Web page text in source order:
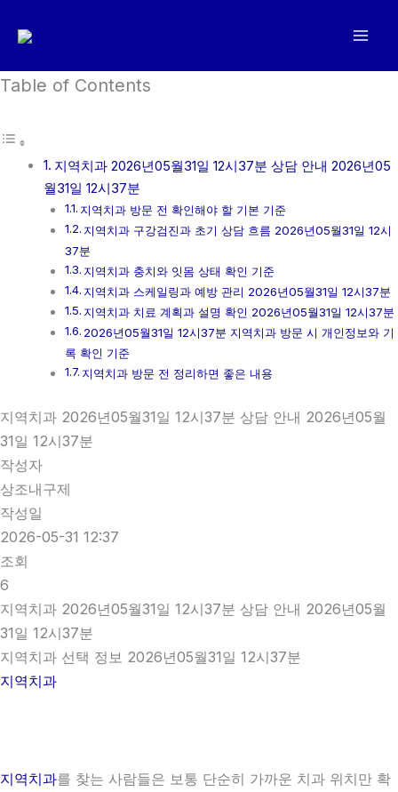
로
너
Table of Contents
지역치과 2026년05월31일 12시37분 상담 안내 2026년05
월31일 12시37분
지역치과 방문 전 확인해야 할 기본 기준
지역치과 구강검진과 초기 상담 흐름 2026년05월31일 12시
37분
지역치과 충치와 잇몸 상태 확인 기준
지역치과 스케일링과 예방 관리 2026년05월31일 12시37분
지역치과 치료 계획과 설명 확인 2026년05월31일 12시37분
2026년05월31일 12시37분 지역치과 방문 시 개인정보와 기
록 확인 기준
지역치과 방문 전 정리하면 좋은 내용
지역치과 2026년05월31일 12시37분 상담 안내 2026년05월
31일 12시37분
작성자
상조내구제
작성일
2026-05-31 12:37
조회
6
지역치과 2026년05월31일 12시37분 상담 안내 2026년05월
31일 12시37분
지역치과 선택 정보 2026년05월31일 12시37분
지역치과
지역치과를 찾는 사람들은 보통 단순히 가까운 치과 위치만 확